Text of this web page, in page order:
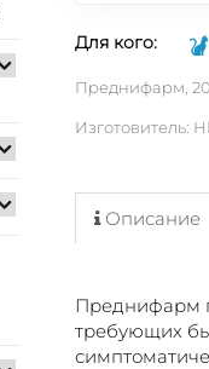
Для кого:
Преднифарм,
Описание
Преднифарм
требующих